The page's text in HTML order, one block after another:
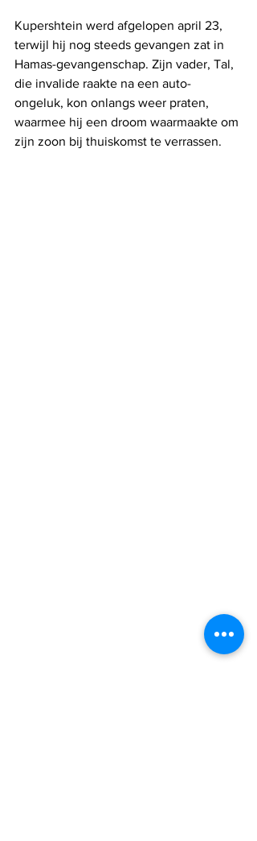
Kupershtein werd afgelopen april 23,
terwijl hij nog steeds gevangen zat in
Hamas-gevangenschap. Zijn vader, Tal,
die invalide raakte na een auto-
ongeluk, kon onlangs weer praten,
waarmee hij een droom waarmaakte om
zijn zoon bij thuiskomst te verrassen.